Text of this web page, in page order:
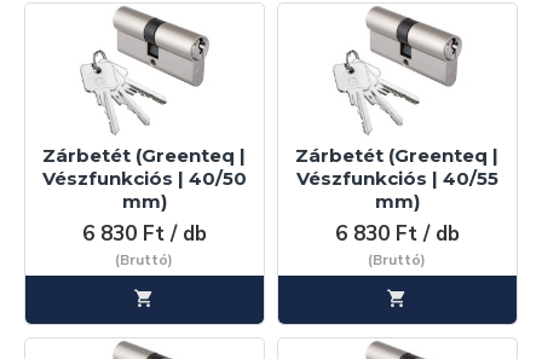
Zárbetét (Greenteq |
Vészfunkciós | 40/50
mm)
6 830 Ft / db
(Bruttó)
Zárbetét (Greenteq |
Vészfunkciós | 40/55
mm)
6 830 Ft / db
(Bruttó)